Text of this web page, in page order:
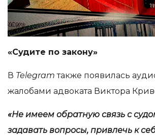
«Судите по закону»
В Telegram также появилась
жалобами адвоката Виктора
«Не имеем обратную связь с
задавать вопросы, привлечь к